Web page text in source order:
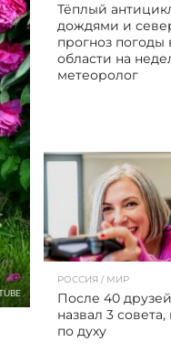
Тёплый
дождями и
прогноз
области на
метеоролог
РОССИЯ / МИР
После 40
назвал 3
по духу